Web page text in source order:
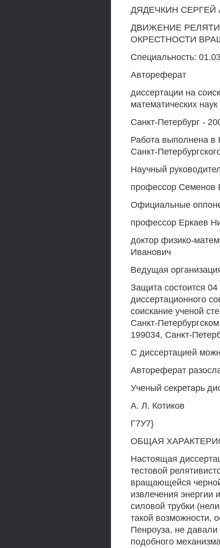
ДЯДЕЧКИН СЕРГЕЙ
ДВИЖЕНИЕ
ОКРЕСТНОСТИ
Специальность:
Автореферат
диссертации на
математических наук
Санкт-Петербург -
Работа выполнена в
Санкт-
Научный
профессор Семенов
Официальные
профессор Еркаев
доктор физико-
Иванович
Ведущая
Защита состоится
диссертационного
соискание ученой
Санкт-
199034, Санкт-
С диссертацией
Автореферат
Ученый секретарь
А. Л. Котиков
Г7У7}
ОБЩАЯ
Настоящая
тестовой
вращающейся
извлечения энергии
силовой трубки
такой возможности,
Пенроуза, не
подобного